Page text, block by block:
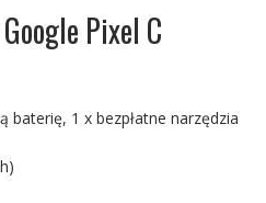
Pixel C
baterię, 1 x bezpłatne narzędzia